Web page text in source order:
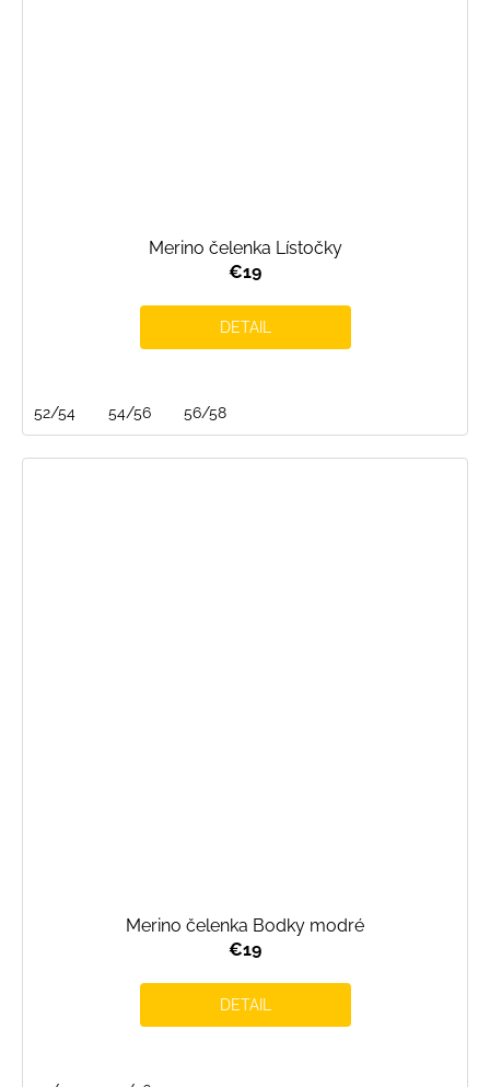
Merino čelenka Lístočky
€19
DETAIL
52/54 54/56 56/58
Merino čelenka Bodky modré
€19
DETAIL